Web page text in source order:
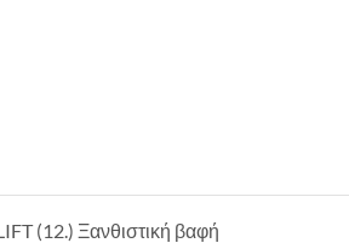
(12.) Ξανθιστική βαφή